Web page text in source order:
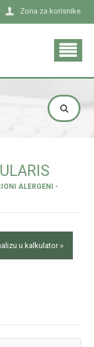
Zona za korisnike
ALERGENI -
u kalkulator »